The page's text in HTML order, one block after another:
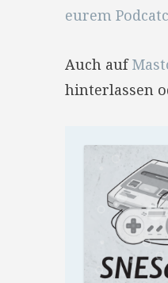
eurem
Auch auf
hinterlassen